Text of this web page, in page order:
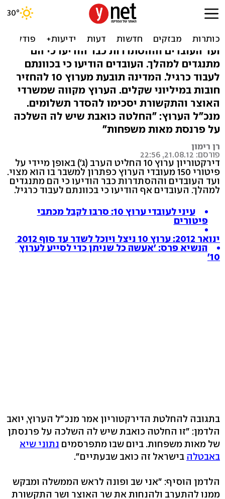
דירקטוריון ערוץ 10 החליט:
ועד העובדים וההסתדרות כבר הודיעו כי הם
מתנגדים למהלך. העובדים הודיעו כי בכוונתם
לעבוד כרגיל. המדינה תובעת מערוץ 10 להחזיר
חובות במיליוני שקלים. הערוץ מקווה שמשרדי
האוצר והתקשורת יסכימו להסדר תשלומים.
מנכ"ל הערוץ: "החלטה כואבת שיש לה השלכה
על פרנסת מאות משפחות"
רן רימון
פורסם: 21.08.12, 22:56
דירקטוריון ערוץ 10 החליט הערב (ג') באופן מיידי על
פיטורי 150 מעובדי הערוץ כפתרון למשבר בו הוא מצוי.
ועד העובדים וההסתדרות כבר הודיעו כי הם מתנגדים
למהלך. העובדים אף הודיעו כי בכוונתם לעבוד כרגיל.
עיני לעובדי ערוץ 10: סרבו לקבל מכתבי
פיטורים
ינואר 2012: ערוץ 10 ניצל ויוכל לשדר עד סוף 2012
הנשיא פרס: 'אעשה כל שניתן כדי לסייע לערוץ
10'
בתגובה להחלטת הדירקטוריון אמר מנכ"ל הערוץ, יואב
הלדמן: "זו החלטה כואבת שיש לה השלכה על פרנסתן
של מאות משפחות. ביום שבו מתפרסמים נתוני שיא
באבטלה בישראל זה כואב שבעתיים".
הלדמן הוסיף: "אני שב ופונה לראש הממשלה ומבקש
ממנו להתערב ולהנחות את שר האוצר ושר התקשורת